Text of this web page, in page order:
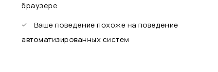
браузере
Ваше поведение похоже на поведение
автоматизированных систем